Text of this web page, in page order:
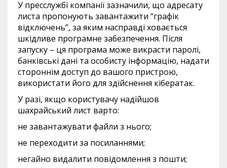
У пресслужбі компанії зазначили, що адресату
листа пропонують завантажити “графік
відключень”, за яким насправді ховається
шкідливе програмне забезпечення. Після
запуску – ця програма може викрасти паролі,
банківські дані та особисту інформацію, надати
стороннім доступ до вашого пристрою,
використати його для здійснення кібератак.
У разі, якщо користувачу надійшов
шахрайський лист варто:
не завантажувати файли з нього;
не переходити за посиланнями;
негайно видалити повідомлення з пошти;